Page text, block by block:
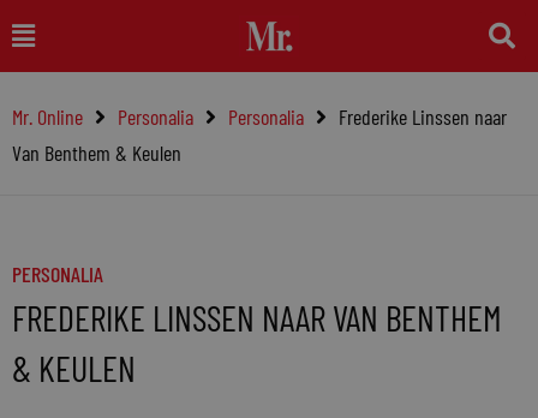
naar
inhoud
Main
Menu
Mr. Online Personalia Personalia
Frederike Linssen naar
Van Benthem & Keulen
PERSONALIA
FREDERIKE LINSSEN NAAR VAN BENTHEM
& KEULEN